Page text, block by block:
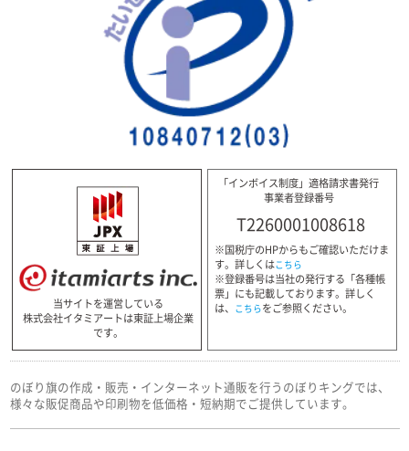
当サイトを運営している
株式会社イタミアートは東証上場企業
です。
「インボイス制度」適格請求書発行
事業者登録番号
T2260001008618
※国税庁のHPからもご確認いただけま
す。詳しくはこちら
※登録番号は当社の発行する「各種帳
票」にも記載しております。詳しく
は、 こちらをご参照ください。
のぼり旗の作成・販売・インターネット通販を行うのぼりキングでは、
様々な販促商品や印刷物を低価格・短納期でご提供しています。